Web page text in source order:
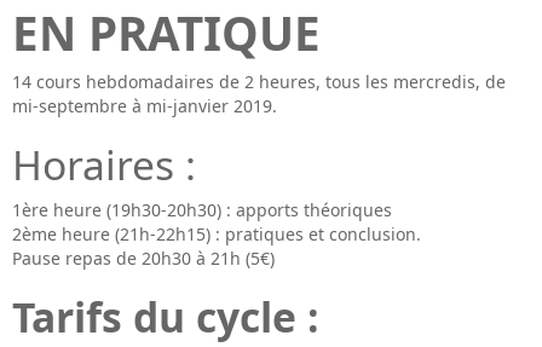
EN PRATIQUE
14 cours hebdomadaires de 2 heures, tous les mercredis, de
mi-septembre à mi-janvier 2019.
Horaires :
1ère heure (19h30-20h30) : apports théoriques
2ème heure (21h-22h15) : pratiques et conclusion.
Pause repas de 20h30 à 21h (5€)
Tarifs du cycle :